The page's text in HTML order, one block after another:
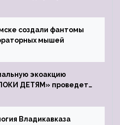
создали фантомы
мышей
экоакцию
ДЕТЯМ» проведет
Владикавказа